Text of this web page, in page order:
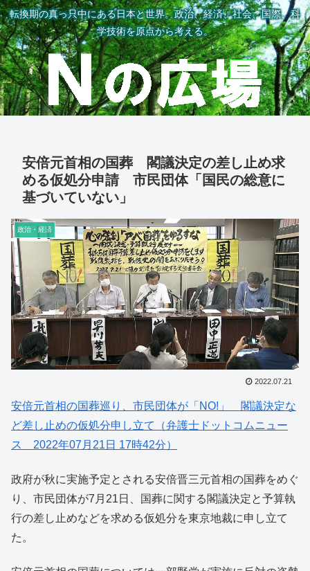
転換期の真っ只中にある日本と世界。政治、経済、社会、国際、科
学技術を原点から考える。
安倍元首相の国葬 閣議決定の差し止め求
める仮処分申請 市民団体「国民の総意に
基づいていない」
政治・経済
2022.07.21
安倍元首相の国葬巡り、市民団体が「NO!」 閣議決定な
ど差し止めの仮処分申し立て（弁護士ドットコムニュー
ス 2022年07月21日 17時42分）
政府が秋に実施予定とされる安倍晋三元首相の国葬をめぐ
り、市民団体が7月21日、国葬に関する閣議決定と予算執
行の差し止めなどを求める仮処分を東京地裁に申し立て
た。